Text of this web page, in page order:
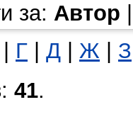
за: Автор
Г Д Ж З
41.